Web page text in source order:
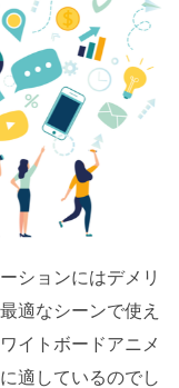
ションにはデメリ
適なシーンで使え
イトボードアニメ
適しているのでし